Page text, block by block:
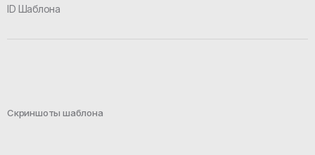
ID Шаблона
Скриншоты шаблона